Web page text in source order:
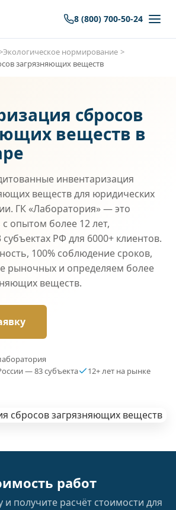
8 (800) 700-50-24
Экологическое нормирование
загрязняющих веществ
сбросов
веществ в
инвентаризация
веществ для юридических
ГК «Лаборатория» — это
опытом более 12 лет,
РФ для 6000+ клиентов.
100% соблюдение сроков,
рыночных и определяем более
веществ.
— 83 субъекта
12+ лет на рынке
работ
получите расчёт стоимости для